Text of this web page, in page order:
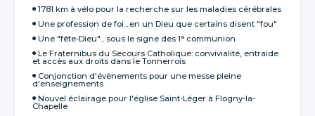
1781 km à vélo pour la recherche sur les maladies cérébrales
Une profession de foi....en un Dieu que certains disent "fou"
Une "fête-Dieu"... sous le signe des 1° communion
Le Fraternibus du Secours Catholique: convivialité, entraide
et accès aux droits dans le Tonnerrois
Conjonction d'évènements pour une messe pleine
d'enseignements
Nouvel éclairage pour l'église Saint-Léger à Flogny-la-
Chapelle